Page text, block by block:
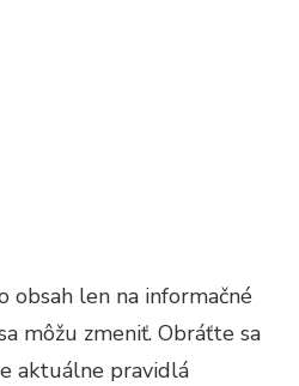
obsah len na informačné
môžu zmeniť. Obráťte sa
aktuálne pravidlá